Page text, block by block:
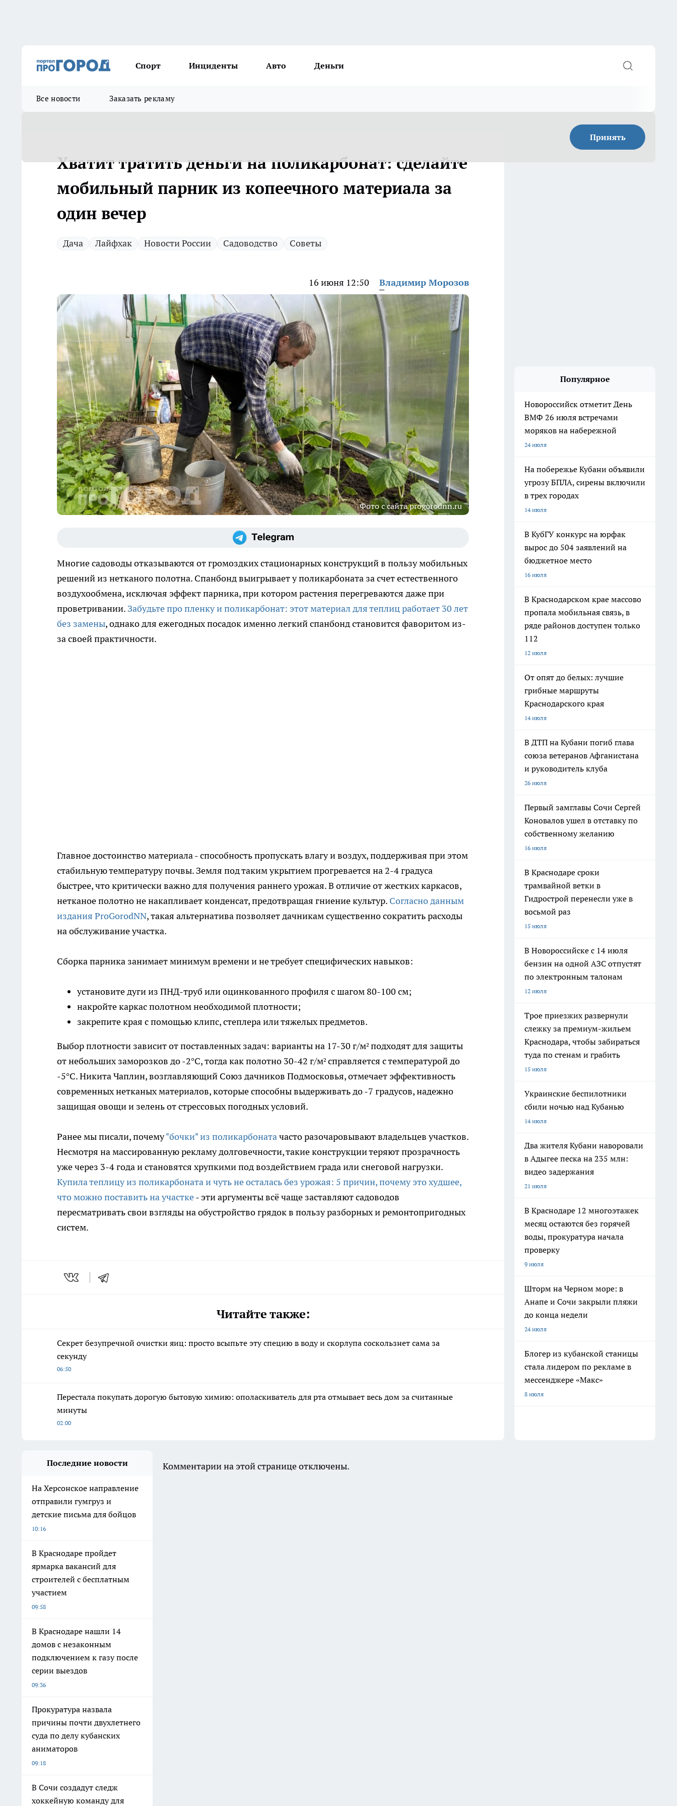
Спорт Инциденты Авто Деньги
Все новости Заказать рекламу
Принять
Хватит тратить деньги на поликарбонат: сделайте
мобильный парник из копеечного материала за
один вечер
Дача Лайфхак Новости России Садоводство Советы
16 июня 12:50 Владимир Морозов
Фото с сайта progorodnn.ru
Многие садоводы отказываются от громоздких стационарных конструкций в пользу мобильных
решений из нетканого полотна. Спанбонд выигрывает у поликарбоната за счет естественного
воздухообмена, исключая эффект парника, при котором растения перегреваются даже при
проветривании. Забудьте про пленку и поликарбонат: этот материал для теплиц работает 30 лет
без замены, однако для ежегодных посадок именно легкий спанбонд становится фаворитом из-
за своей практичности.
Главное достоинство материала - способность пропускать влагу и воздух, поддерживая при этом
стабильную температуру почвы. Земля под таким укрытием прогревается на 2-4 градуса
быстрее, что критически важно для получения раннего урожая. В отличие от жестких каркасов,
нетканое полотно не накапливает конденсат, предотвращая гниение культур. Согласно данным
издания ProGorodNN, такая альтернатива позволяет дачникам существенно сократить расходы
на обслуживание участка.
Сборка парника занимает минимум времени и не требует специфических навыков:
установите дуги из ПНД-труб или оцинкованного профиля с шагом 80-100 см;
накройте каркас полотном необходимой плотности;
закрепите края с помощью клипс, степлера или тяжелых предметов.
Выбор плотности зависит от поставленных задач: варианты на 17-30 г/м² подходят для защиты
от небольших заморозков до -2°C, тогда как полотно 30-42 г/м² справляется с температурой до
-5°C. Никита Чаплин, возглавляющий Союз дачников Подмосковья, отмечает эффективность
современных нетканых материалов, которые способны выдерживать до -7 градусов, надежно
защищая овощи и зелень от стрессовых погодных условий.
Ранее мы писали, почему"бочки" из поликарбонатачасто разочаровывают владельцев участков.
Несмотря на массированную рекламу долговечности, такие конструкции теряют прозрачность
уже через 3-4 года и становятся хрупкими под воздействием града или снеговой нагрузки.
Купила теплицу из поликарбоната и чуть не осталась без урожая: 5 причин, почему это худшее,
что можно поставить на участке- эти аргументы всё чаще заставляют садоводов
пересматривать свои взгляды на обустройство грядок в пользу разборных и ремонтопригодных
систем.
Читайте также:
Секрет безупречной очистки яиц: просто всыпьте эту специю в воду и скорлупа соскользнет сама за
секунду
06:50
Перестала покупать дорогую бытовую химию: ополаскиватель для рта отмывает весь дом за считанные
минуты
02:00
Популярное
Новороссийск отметит День
ВМФ 26 июля встречами
моряков на набережной
24 июля
На побережье Кубани объявили
угрозу БПЛА, сирены включили
в трех городах
14 июля
В КубГУ конкурс на юрфак
вырос до 504 заявлений на
бюджетное место
16 июля
В Краснодарском крае массово
пропала мобильная связь, в
ряде районов доступен только
112
12 июля
От опят до белых: лучшие
грибные маршруты
Краснодарского края
14 июля
В ДТП на Кубани погиб глава
союза ветеранов Афганистана
и руководитель клуба
26 июля
Первый замглавы Сочи Сергей
Коновалов ушел в отставку по
собственному желанию
16 июля
В Краснодаре сроки
трамвайной ветки в
Гидрострой перенесли уже в
восьмой раз
15 июля
В Новороссийске с 14 июля
бензин на одной АЗС отпустят
по электронным талонам
12 июля
Трое приезжих развернули
слежку за премиум-жильем
Краснодара, чтобы забираться
туда по стенам и грабить
15 июля
Украинские беспилотники
сбили ночью над Кубанью
14 июля
Два жителя Кубани наворовали
в Адыгее песка на 235 млн:
видео задержания
21 июля
В Краснодаре 12 многоэтажек
месяц остаются без горячей
воды, прокуратура начала
проверку
9 июля
Шторм на Черном море: в
Анапе и Сочи закрыли пляжи
до конца недели
24 июля
Блогер из кубанской станицы
стала лидером по рекламе в
мессенджере «Макс»
8 июля
Последние новости
На Херсонское направление
отправили гумгруз и
детские письма для бойцов
10:16
В Краснодаре пройдет
ярмарка вакансий для
строителей с бесплатным
участием
09:58
В Краснодаре нашли 14
домов с незаконным
подключением к газу после
серии выездов
09:36
Прокуратура назвала
причины почти двухлетнего
суда по делу кубанских
аниматоров
09:18
В Сочи создадут следж
хоккейную команду для
Комментарии на этой странице отключены.